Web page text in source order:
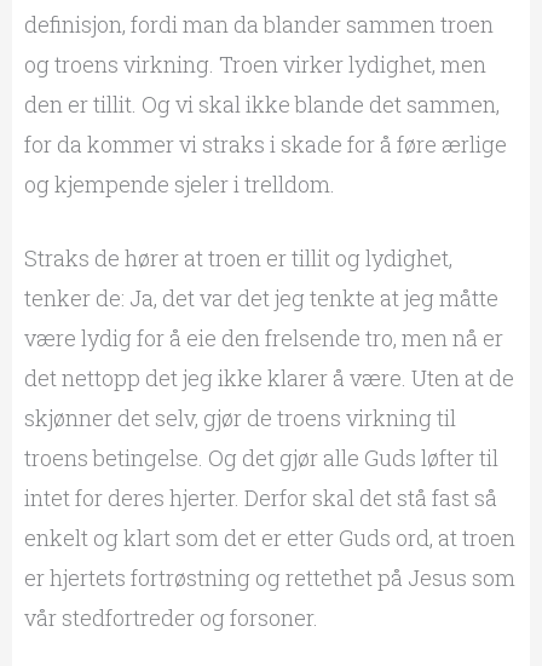
definisjon, fordi man da blander sammen troen
og troens virkning. Troen virker lydighet, men
den er tillit. Og vi skal ikke blande det sammen,
for da kommer vi straks i skade for å føre ærlige
og kjempende sjeler i trelldom.
Straks de hører at troen er tillit og lydighet,
tenker de: Ja, det var det jeg tenkte at jeg måtte
være lydig for å eie den frelsende tro, men nå er
det nettopp det jeg ikke klarer å være. Uten at de
skjønner det selv, gjør de troens virkning til
troens betingelse. Og det gjør alle Guds løfter til
intet for deres hjerter. Derfor skal det stå fast så
enkelt og klart som det er etter Guds ord, at troen
er hjertets fortrøstning og rettethet på Jesus som
vår stedfortreder og forsoner.